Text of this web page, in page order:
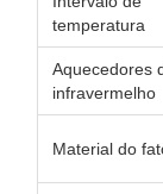
temperatura
Aquecedores
infravermelho
Material do